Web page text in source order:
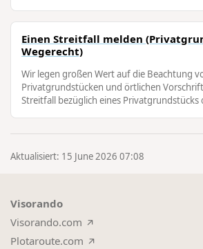
Einen Streitfall melden
Wegerecht)
Wir legen großen Wert auf die Beachtung
Privatgrundstücken und örtlichen
Streitfall bezüglich eines Privatgrundstücks
Aktualisiert: 15 June 2026 07:08
Visorando
Visorando.com
Plotaroute.com